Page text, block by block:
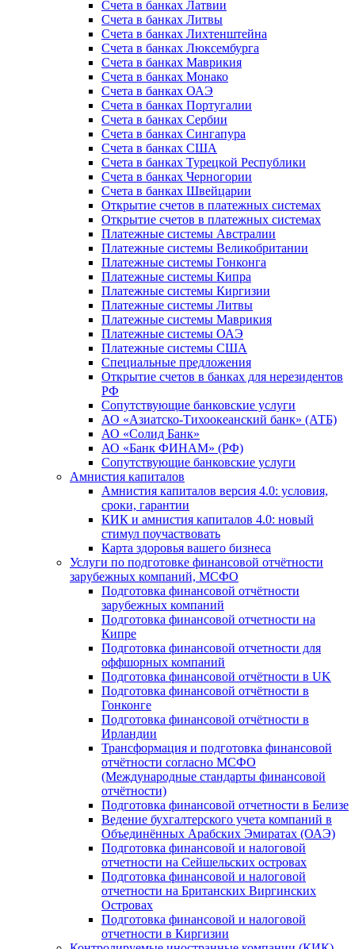
Счета в банках Латвии
Счета в банках Литвы
Счета в банках Лихтенштейна
Счета в банках Люксембурга
Счета в банках Маврикия
Счета в банках Монако
Счета в банках ОАЭ
Счета в банках Португалии
Счета в банках Сербии
Счета в банках Сингапура
Счета в банках США
Счета в банках Турецкой Республики
Счета в банках Черногории
Счета в банках Швейцарии
Открытие счетов в платежных системах
Открытие счетов в платежных системах
Платежные системы Австралии
Платежные системы Великобритании
Платежные системы Гонконга
Платежные системы Кипра
Платежные системы Киргизии
Платежные системы Литвы
Платежные системы Маврикия
Платежные системы ОАЭ
Платежные системы США
Специальные предложения
Открытие счетов в банках для нерезидентов
РФ
Сопутствующие банковские услуги
АО «Азиатско-Тихоокеанский банк» (АТБ)
АО «Солид Банк»
АО «Банк ФИНАМ» (РФ)
Сопутствующие банковские услуги
Амнистия капиталов
Амнистия капиталов версия 4.0: условия,
сроки, гарантии
КИК и амнистия капиталов 4.0: новый
стимул поучаствовать
Карта здоровья вашего бизнеса
Услуги по подготовке финансовой отчётности
зарубежных компаний, МСФО
Подготовка финансовой отчётности
зарубежных компаний
Подготовка финансовой отчетности на
Кипре
Подготовка финансовой отчетности для
оффшорных компаний
Подготовка финансовой отчётности в UK
Подготовка финансовой отчётности в
Гонконге
Подготовка финансовой отчётности в
Ирландии
Трансформация и подготовка финансовой
отчётности согласно МСФО
(Международные стандарты финансовой
отчётности)
Подготовка финансовой отчетности в Белизе
Ведение бухгалтерского учета компаний в
Объединённых Арабских Эмиратах (ОАЭ)
Подготовка финансовой и налоговой
отчетности на Сейшельских островах
Подготовка финансовой и налоговой
отчетности на Британских Виргинских
Островах
Подготовка финансовой и налоговой
отчетности в Киргизии